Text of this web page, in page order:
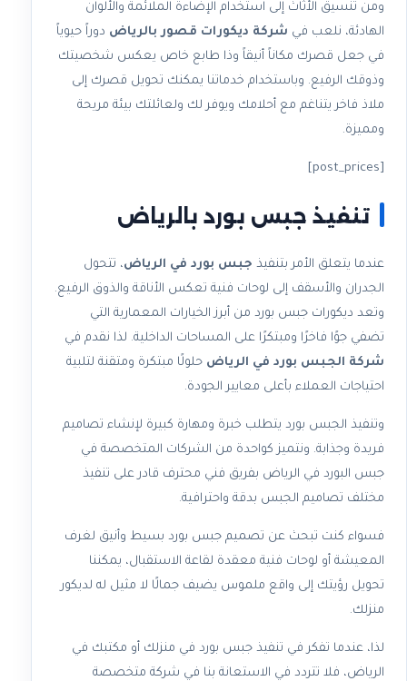
ومن تنسيق الأثاث إلى استخدام الإضاءة الملائمة والألوان
الهادئة، نلعب في شركة ديكورات قصور بالرياض دوراً حيوياً
في جعل قصرك مكاناً أنيقاً وذا طابع خاص يعكس شخصيتك
وذوقك الرفيع. وباستخدام خدماتنا يمكنك تحويل قصرك إلى
ملاذ فاخر يتناغم مع أحلامك ويوفر لك ولعائلتك بيئة مريحة
ومميزة.
[post_prices]
تنفيذ جبس بورد بالرياض
عندما يتعلق الأمر بتنفيذ جبس بورد في الرياض، تتحول
الجدران والأسقف إلى لوحات فنية تعكس الأناقة والذوق الرفيع.
وتعد ديكورات جبس بورد من أبرز الخيارات المعمارية التي
تضفي جوًا فاخرًا ومبتكرًا على المساحات الداخلية. لذا نقدم في
شركة الجبس بورد في الرياض حلولًا مبتكرة ومتقنة لتلبية
احتياجات العملاء بأعلى معايير الجودة.
وتنفيذ الجبس بورد يتطلب خبرة ومهارة كبيرة لإنشاء تصاميم
فريدة وجذابة. ونتميز كواحدة من الشركات المتخصصة في
جبس البورد في الرياض بفريق فني محترف قادر على تنفيذ
مختلف تصاميم الجبس بدقة واحترافية.
فسواء كنت تبحث عن تصميم جبس بورد بسيط وأنيق لغرف
المعيشة أو لوحات فنية معقدة لقاعة الاستقبال، يمكننا
تحويل رؤيتك إلى واقع ملموس يضيف جمالًا لا مثيل له لديكور
منزلك.
لذا، عندما تفكر في تنفيذ جبس بورد في منزلك أو مكتبك في
الرياض، فلا تتردد في الاستعانة بنا في شركة متخصصة